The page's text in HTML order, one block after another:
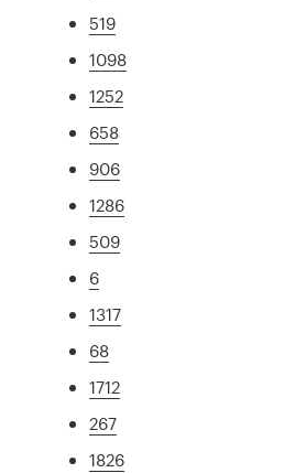
519
1098
1252
658
906
1286
509
6
1317
68
1712
267
1826